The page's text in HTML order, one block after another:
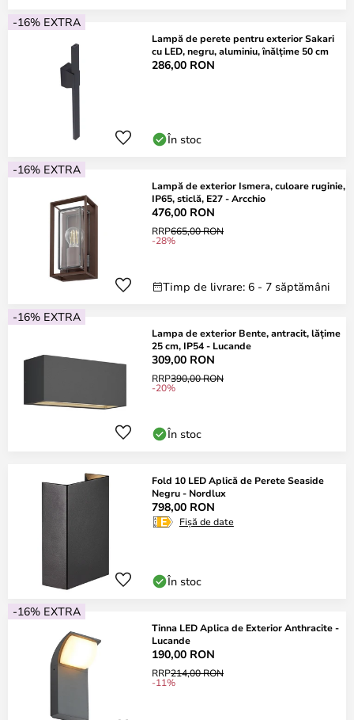
-16% EXTRA
Lampă de perete pentru exterior Sakari
cu LED, negru, aluminiu, înălțime 50 cm
286,00 RON
În stoc
-16% EXTRA
Lampă de exterior Ismera, culoare ruginie,
IP65, sticlă, E27 - Arcchio
476,00 RON
RRP665,00 RON
-28%
Timp de livrare: 6 - 7 săptămâni
-16% EXTRA
Lampa de exterior Bente, antracit, lățime
25 cm, IP54 - Lucande
309,00 RON
RRP390,00 RON
-20%
În stoc
Fold 10 LED Aplică de Perete Seaside
Negru - Nordlux
798,00 RON
Fișă de date
În stoc
-16% EXTRA
Tinna LED Aplica de Exterior Anthracite -
Lucande
190,00 RON
RRP214,00 RON
-11%